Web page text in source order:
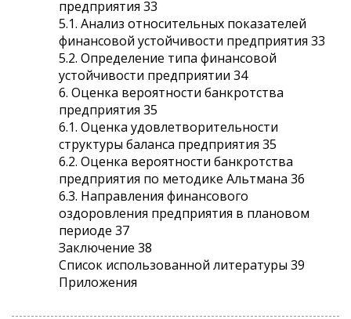
предприятия 33
5.1. Анализ относительных показателей
финансовой устойчивости предприятия 33
5.2. Определение типа финансовой
устойчивости предприятии 34
6. Оценка вероятности банкротства
предприятия 35
6.1. Оценка удовлетворительности
структуры баланса предприятия 35
6.2. Оценка вероятности банкротства
предприятия по методике Альтмана 36
6.3. Направления финансового
оздоровления предприятия в плановом
периоде 37
Заключение 38
Список использованной литературы 39
Приложения